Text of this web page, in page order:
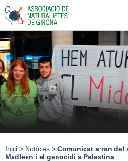
Inici > Notícies > Comunicat arran del
Madleen i el genocidi a Palestina